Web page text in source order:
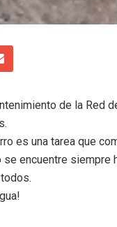
de la Red
es una tarea que
encuentre siempre